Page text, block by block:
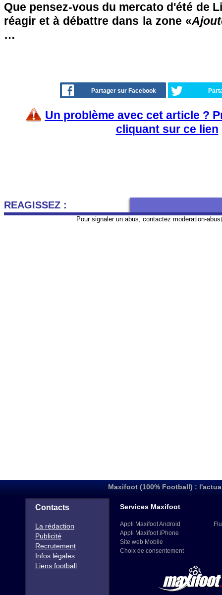
Que pensez-vous du mercato d'été de
réagir et à débattre dans la zone «
…
Partager sur Facebook
Un problème avec cet article ?
cliquant sur ce lien
REAGISSEZ :
Pour signaler un abus, contactez moderation-
Maxifoot (100% Football) :
Contacts
La rédaction
Publicité
Recrutement
Infos légales
Liens football
Services Maxifoot
Appli Maxifoot Android
Appli Maxifoot iPhone
Site web Mobile
Choix de consentement